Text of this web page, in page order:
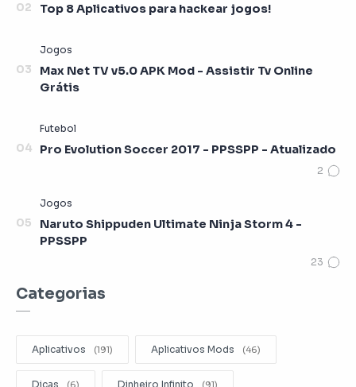
Top 8 Aplicativos para hackear jogos!
Max Net TV v5.0 APK Mod - Assistir Tv Online
Grátis
Pro Evolution Soccer 2017 - PPSSPP - Atualizado
Naruto Shippuden Ultimate Ninja Storm 4 -
PPSSPP
Categorias
Aplicativos Aplicativos Mods
Dicas Dinheiro Infinito